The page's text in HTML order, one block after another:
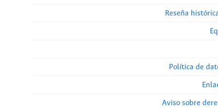
Reseña
Política de
Aviso sobre